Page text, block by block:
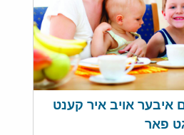
איבער אויב איר קענט
פאר